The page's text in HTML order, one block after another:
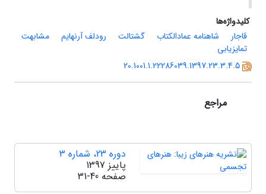
کلیدواژه‌ها
قاجار
شاهنامه عمادالکتاب گشتالت رودلف آرنهایم
مشابهت
تمایزیابی
20.1001.1.22286039.1397.23.3.4.5
مراجع
دوره 23، شماره 3
پاییز 1397
صفحه 31-40